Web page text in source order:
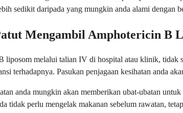
sedikit daripada yang mungkin anda alami dengan
Mengambil Amphotericin B
liposom melalui talian IV di hospital atau klinik, tidak
terhadapnya. Pasukan penjagaan kesihatan anda
anda mungkin akan memberikan ubat-ubatan
tidak perlu mengelak makanan sebelum rawatan,